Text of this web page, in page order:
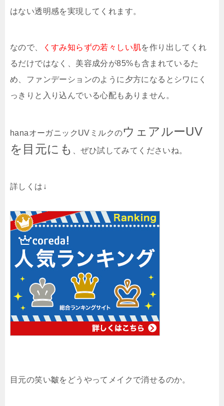
はない透明感を実現してくれます。
なので、 くすみ知らずの若々しい肌を作り出してくれ
るだけではなく、美容成分が85%も含まれているた
め、ファンデーションのように夕方になるとシワにく
っきりと入り込んでいる心配もありません。
hanaオーガニックUVミルクのウェアルーUV
を目元にも
、ぜひ試してみてくださいね。
詳しくは↓
目元の笑い皺をどうやってメイクで消せるのか。